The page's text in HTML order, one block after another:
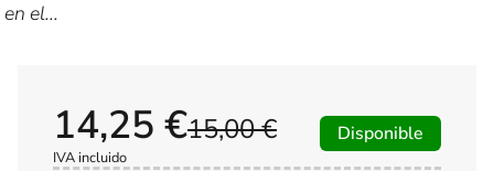
en el...
15,00 €
14,25 €
IVA incluido
Disponible